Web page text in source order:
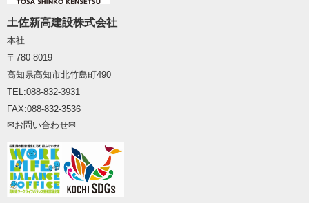
土佐新高建設株式会社
本社
〒780-8019
高知県高知市北竹島町490
TEL:088-832-3931
FAX:088-832-3536
✉お問い合わせ✉